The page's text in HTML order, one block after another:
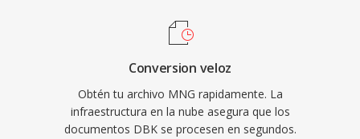
Conversion veloz
Obtén tu archivo MNG rapidamente. La
infraestructura en la nube asegura que los
documentos DBK se procesen en segundos.